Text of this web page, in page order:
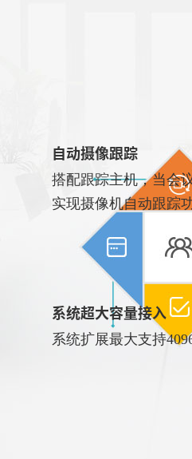
自动摄像跟踪
搭配跟踪主机，当会
实现摄像机自动跟踪功
系统超大容量接入
系统扩展最大支持